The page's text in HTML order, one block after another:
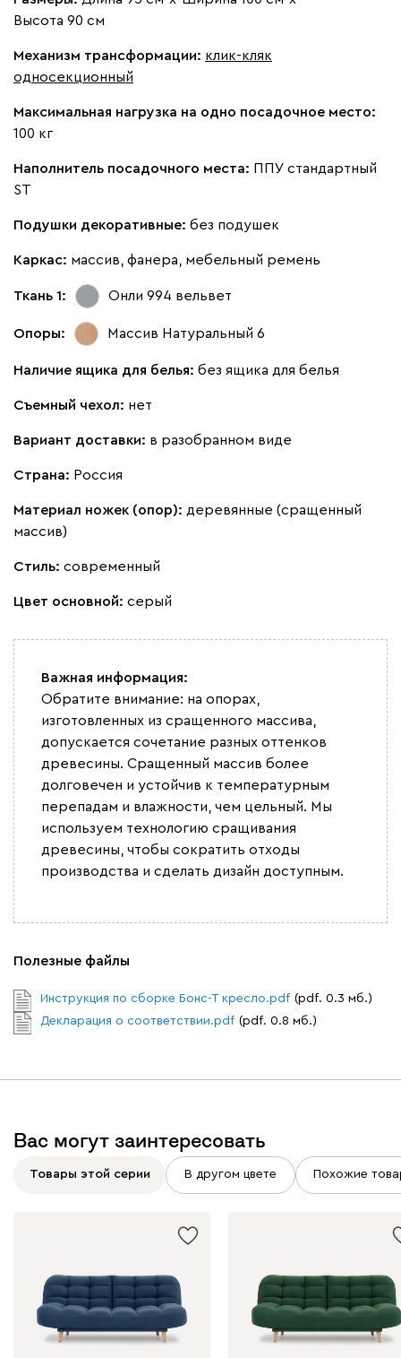
Розовый
Вулли
Ланза
Бежевый Вишневый
Кларинс
100 792
Букле
Вайт
Альтеа
Бежевый Графит Молочный Серый
Атмосфера
Высота 90 см
Механизм трансформации: клик-кляк
односекционный
Максимальная нагрузка на одно посадочное место:
100 кг
Наполнитель посадочного места: ППУ стандартный
ST
Подушки декоративные: без подушек
Каркас: массив, фанера, мебельный ремень
Ткань 1: Онли 994 вельвет
Опоры: Массив Натуральный 6
Наличие ящика для белья: без ящика для белья
Съемный чехол: нет
Вариант доставки: в разобранном виде
Страна: Россия
Материал ножек (опор): деревянные (сращенный
массив)
Стиль: современный
Цвет основной: серый
Важная информация:
Обратите внимание: на опорах,
изготовленных из сращенного массива,
допускается сочетание разных оттенков
древесины. Сращенный массив более
долговечен и устойчив к температурным
перепадам и влажности, чем цельный. Мы
используем технологию сращивания
древесины, чтобы сократить отходы
производства и сделать дизайн доступным.
Полезные файлы
Инструкция по сборке Бонс-Т кресло.pdf (pdf. 0.3 мб.)
Декларация о соответствии.pdf (pdf. 0.8 мб.)
Вас могут заинтересовать
Товары этой серии В другом цвете Похожие